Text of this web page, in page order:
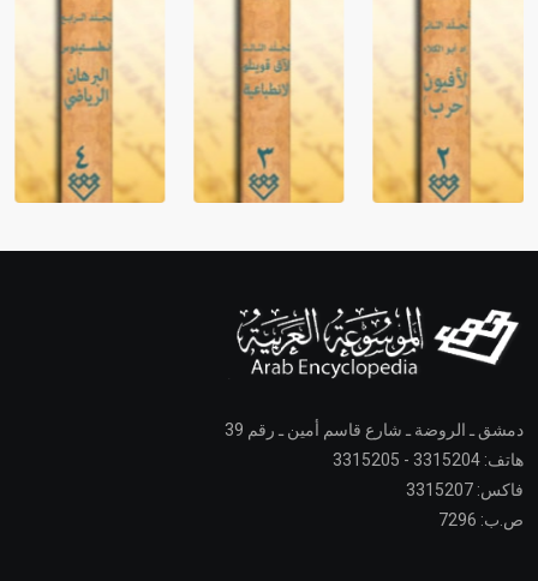
دمشق ـ الروضة ـ شارع قاسم أمين ـ رقم 39
هاتف: 3315204 - 3315205
فاكس: 3315207
ص.ب: 7296